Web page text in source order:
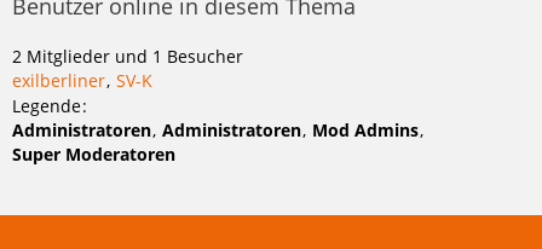
Benutzer online in diesem Thema
2 Mitglieder und 1 Besucher
exilberliner SV-K
Legende
Administratoren Administratoren Mod Admins
Super Moderatoren